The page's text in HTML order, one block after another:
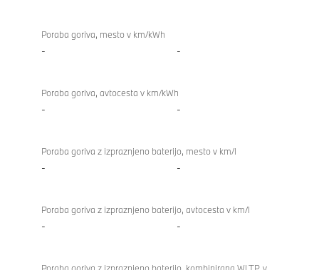
Poraba goriva, mesto v km/kWh
- -
Poraba goriva, avtocesta v km/kWh
- -
Poraba goriva z izpraznjeno baterijo, mesto v km/l
- -
Poraba goriva z izpraznjeno baterijo, avtocesta v km/l
- -